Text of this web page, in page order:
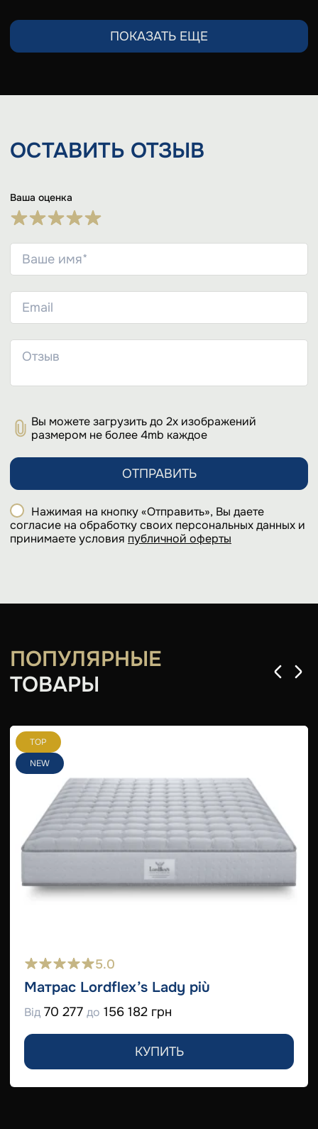
ПОКАЗАТЬ ЕЩЕ
ОСТАВИТЬ ОТЗЫВ
Ваша оценка
Вы можете загрузить до 2х изображений
размером не более 4mb каждое
ОТПРАВИТЬ
Нажимая на кнопку «Отправить», Вы даете
согласие на обработку своих персональных данных и
принимаете условия публичной оферты
ПОПУЛЯРНЫЕ
ТОВАРЫ
TOP
NEW
5.0
Матрас Lordflex’s Lady più
Від 70 277 до 156 182 грн
КУПИТЬ